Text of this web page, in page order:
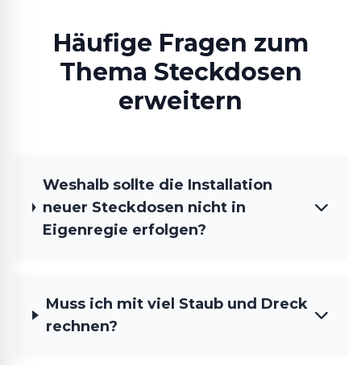
Häufige Fragen zum
Thema Steckdosen
erweitern
Weshalb sollte die Installation
neuer Steckdosen nicht in
Eigenregie erfolgen?
Muss ich mit viel Staub und Dreck
rechnen?